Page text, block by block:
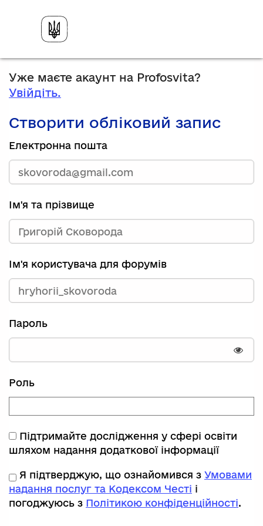
Уже маєте акаунт на Profosvita?
Увійдіть.
Створити обліковий запис
Електронна пошта
Ім'я та прізвище
Ім'я користувача для форумів
Пароль
Роль
Підтримайте дослідження у сфері освіти
шляхом надання додаткової інформації
Я підтверджую, що ознайомився з Умовами
надання послуг та Кодексом Честі і
погоджуюсь з Політикою конфіденційності.